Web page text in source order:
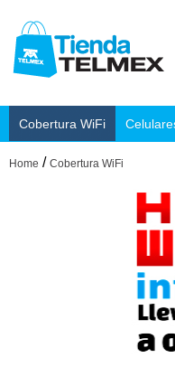
Cobertura WiFi
Home / Cobertura WiFi